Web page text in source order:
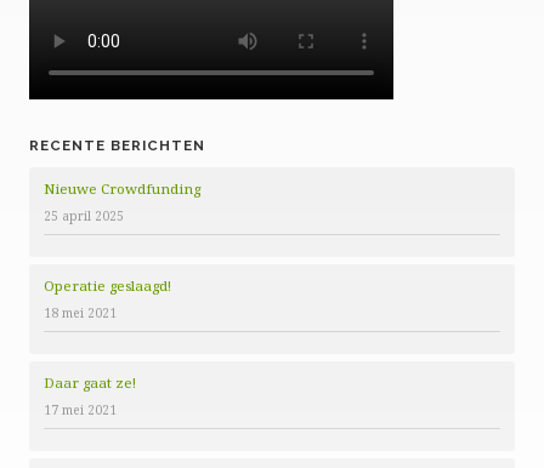
RECENTE BERICHTEN
Nieuwe Crowdfunding
25 april 2025
Operatie geslaagd!
18 mei 2021
Daar gaat ze!
17 mei 2021